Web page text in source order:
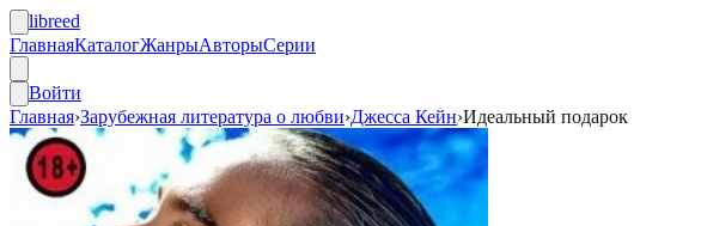
libreed
ГлавнаяКаталогЖанрыАвторыСерии
Войти
Главная›Зарубежная литература о любви›Джесса Кейн›Идеальный подарок